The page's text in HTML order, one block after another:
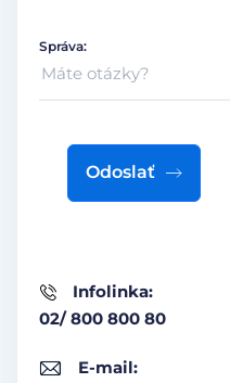
Infolinka:
02/ 800 800 80
E-mail:
Správa:
Odoslať